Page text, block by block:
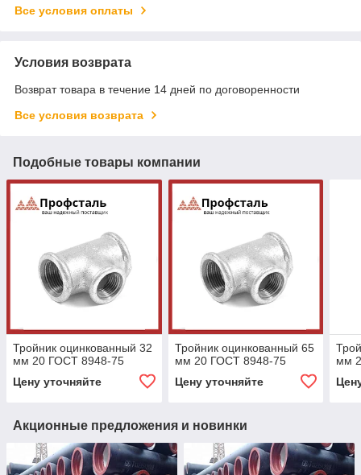
Все условия оплаты
Условия возврата
Возврат товара в течение 14 дней по договоренности
Все условия возврата
Подобные товары компании
Тройник оцинкованный 32
мм 20 ГОСТ 8948-75
Цену уточняйте
Тройник оцинкованный 65
мм 20 ГОСТ 8948-75
Цену уточняйте
мм
Акционные предложения и новинки